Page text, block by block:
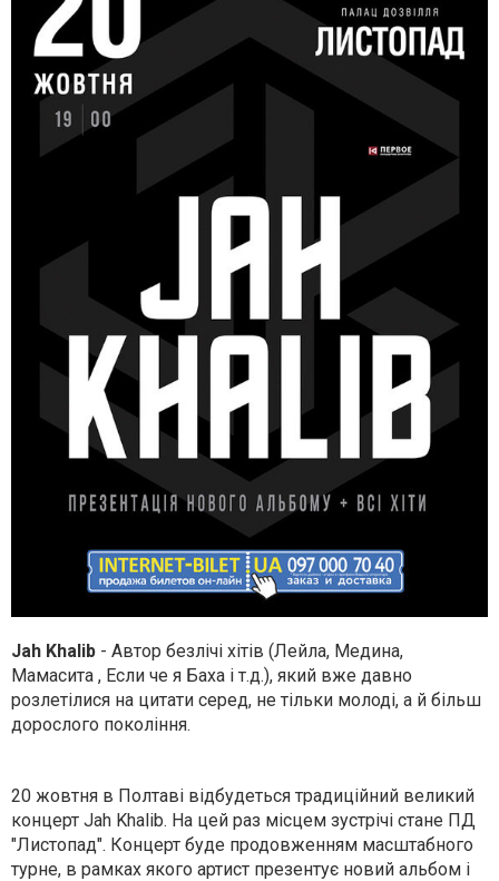
Jah Khalib - Автор безлічі хітів (Лейла, Медина,
Мамасита , Если че я Баха і т.д.), який вже давно
розлетілися на цитати серед, не тільки молоді, а й більш
дорослого покоління.
20 жовтня в Полтаві відбудеться традиційний великий
концерт Jah Khalib. На цей раз місцем зустрічі стане ПД
"Листопад". Концерт буде продовженням масштабного
турне, в рамках якого артист презентує новий альбом і